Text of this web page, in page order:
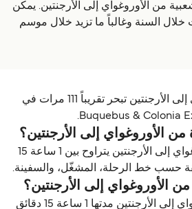
من الأوروغواي إلى الأرجنتين. يمكن
السنة وغالباً ما تزيد خلال موسم
الباخرات من الأوروغواي إلى الأرجنتين تبحر تقريباً 111 مرات في
الأوروغواي إلى الأرجنتين؟
وقت الباخرة من الأوروغواي إلى الأرجنتين يتراوح بين 1 ساعة 15
إلى الأرجنتين؟
أسرع باخرة من الأوروغواي إلى الأرجنتين مدتها 1 ساعة 15 دقائق